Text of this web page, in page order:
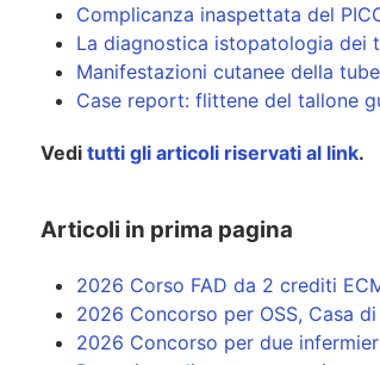
Complicanza inaspettata del
La diagnostica istopatologia dei
Manifestazioni cutanee della
Case report: flittene del tallone
Vedi tutti gli articoli riservati al link.
Articoli in prima pagina
2026 Corso FAD da 2 crediti
2026 Concorso per OSS, Casa
2026 Concorso per due